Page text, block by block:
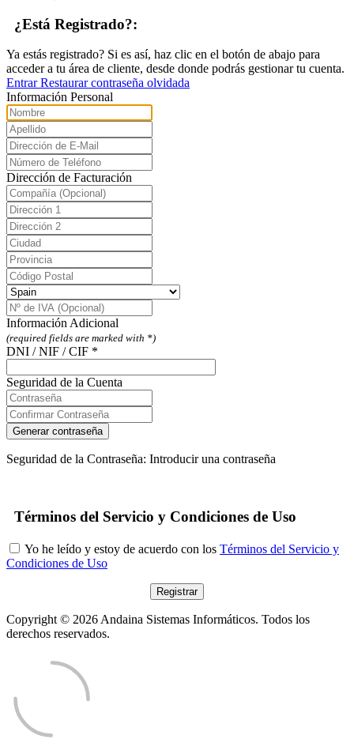
¿Está Registrado?:
Ya estás registrado? Si es así, haz clic en el botón de abajo para
acceder a tu área de cliente, desde donde podrás gestionar tu cuenta.
EntrarRestaurar contraseña olvidada
Información Personal
Dirección de Facturación
Información Adicional
(required fields are marked with *)
DNI / NIF / CIF *
Seguridad de la Cuenta
Generar contraseña
Seguridad de la Contraseña: Introducir una contraseña
Términos del Servicio y Condiciones de Uso
Yo he leído y estoy de acuerdo con los Términos del Servicio y
Condiciones de Uso
Copyright © 2026 Andaina Sistemas Informáticos. Todos los
derechos reservados.